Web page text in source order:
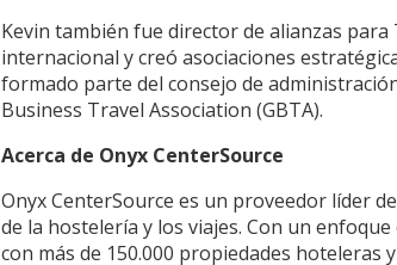
Kevin también fue director de alianzas
internacional y creó asociaciones
formado parte del consejo de
Business Travel Association (GBTA).
Acerca de Onyx CenterSource
Onyx CenterSource es un proveedor líder
de la hostelería y los viajes. Con un
con más de 150.000 propiedades hoteleras